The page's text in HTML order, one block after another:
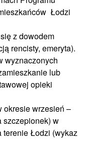
Łodzi
z dowodem
rencisty, emeryta).
wyznaczonych
lub
opieki
okresie wrzesień –
szczepionek) w
terenie Łodzi (wykaz